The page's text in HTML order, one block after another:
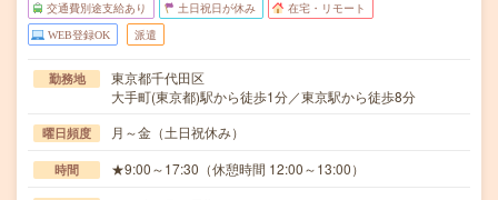
交通費別途支給あり 土日祝日が休み 在宅・リモート
WEB登録OK 派遣
勤務地
東京都千代田区
大手町(東京都)駅から徒歩1分／東京駅から徒歩8分
曜日頻度 月～金（土日祝休み）
時間 ★9:00～17:30（休憩時間 12:00～13:00）